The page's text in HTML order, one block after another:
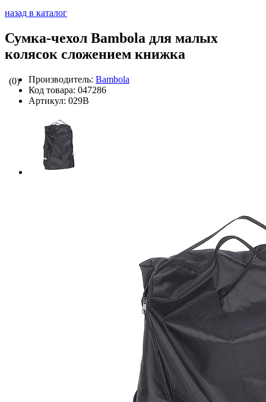
назад в каталог
Сумка-чехол Bambola для малых
колясок сложением книжка
(0) Производитель: Bambola
Код товара: 047286
Артикул: 029B